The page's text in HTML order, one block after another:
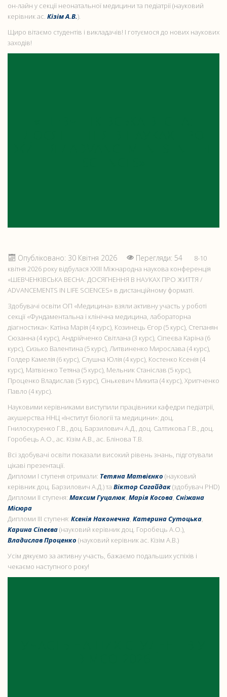
он-лайн у секції неонатальної медицини та педіатрії (науковий
керівник ас. Кізім А.В.).
Щиро вітаємо студентів і викладачів! І готуємося до нових наукових
заходів!
Опубліковано: 30 Квітня 2026 Перегляди: 54
8-10
квітня 2026 року відбулася XXІІІ Міжнародна наукова конференція
«ШЕВЧЕНКІВСЬКА ВЕСНА: ДОСЯГНЕННЯ В НАУКАХ ПРО ЖИТТЯ /
ADVANCEMENTS IN LIFE SCIENCES» в дистанційному форматі.
Здобувачі освіти ОП «Медицина» взяли активну участь у роботі
секції «Фундаментальна і клінічна медицина, лабораторна
діагностика»: Катіна Марія (4 курс), Козинець Єгор (5 курс), Степанян
Сюзанна (4 курс), Андрійченко Світлана (3 курс), Сіпеєва Каріна (6
курс), Сизько Валентина (5 курс), Литвиненко Мирослава (4 курс),
Голдер Камелія (6 курс), Слушна Юлія (4 курс), Костенко Ксенія (4
курс), Матвієнко Тетяна (5 курс), Мельник Станіслав (5 курс),
Проценко Владислав (5 курс), Сінькевич Микита (4 курс), Хрипченко
Павло (4 курс).
Науковими керівниками виступили працівники кафедри педіатрії,
акушерства ННЦ «Інститут біології та медицини»: доц.
Гнилоскуренко Г.В., доц. Барзилович А.Д., доц. Салтикова Г.В., доц.
Горобець А.О., ас. Кізім А.В., ас. Блінова Т.В.
Всі здобувачі освіти показали високий рівень знань, підготували
цікаві презентації.
Дипломи І ступеня отримали: Тетяна Матвієнко (науковий
керівник доц. Барзилович А.Д.) та Віктор Сагайдак(здобувач PHD)
Дипломи ІІ ступеня: Максим Гуцалюк, Марія Косова, Сніжана
Місюра
Дипломи ІІІ ступеня: Ксенія Наконечна, Катерина Сутоцька,
Карина Сіпеєва(науковий керівник доц. Горобець А.О.),
Владислав Проценко (науковий керівник ас. Кізім А.В.)
Усім дякуємо за активну участь, бажаємо подальших успіхів і
чекаємо наступного року!